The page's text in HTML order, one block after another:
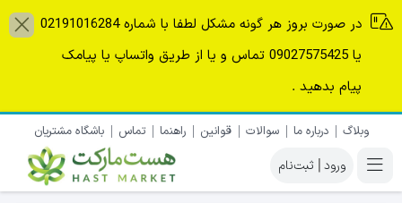
در صورت بروز هر گونه مشکل لطفا با شماره 02191016284
یا 09027575425 تماس و یا از طریق واتساپ یا پیامک
پیام بدهید .
وبلاگ درباره ما سوالات قوانین راهنما تماس باشگاه مشتریان
|